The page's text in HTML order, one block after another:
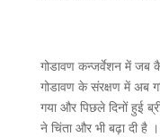
गोडावण कन्जर्वेशन में जब
गोडावण के संरक्षण में अब
गया और पिछले दिनों हुई
ने चिंता और भी बढ़ा दी है